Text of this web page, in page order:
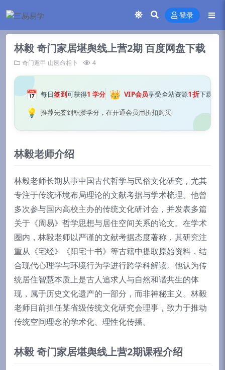
登录
林毅 奇门家居堪舆线上营2期 百度网盘下载
奇门遁甲 山医命相卜 4
📅 每日签到可获得1 学分 👑 VIP会员享受全站资源1折下载
💡 推荐先签到积攒学分，在开通会员用折扣购买
林毅老师介绍
林毅老师长期从事中国古代哲学与民俗文化研究，尤其
专注于传统环境布局理论的文献考据与学术梳理。他曾
多次参与国内高校主办的传统文化研讨会，并发表多篇
关于《周易》哲学思想与居住空间关系的论文。在学术
圈内，林毅老师以严谨的文献考据态度著称，其研究注
重从《宅经》《阳宅十书》等古籍中提取原始资料，结
合现代心理学与环境行为学进行跨学科解读。他认为传
统居住智慧本质上是古人追求人与自然和谐共生的体
现，属于历史文化遗产的一部分，而非神秘主义。林毅
老师目前担任某省级传统文化研究会理事，致力于推动
传统空间理念的学术化、理性化传播。
林毅 奇门家居堪舆线上营2期课程介绍